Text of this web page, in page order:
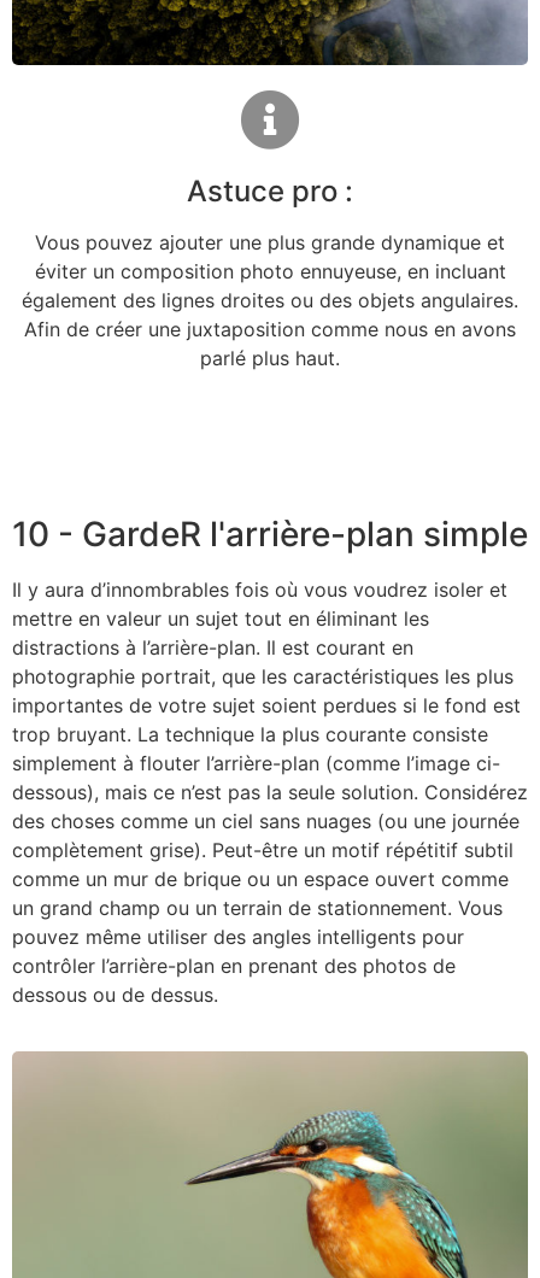
Astuce pro :
Vous pouvez ajouter une plus grande dynamique et
éviter un composition photo ennuyeuse, en incluant
également des lignes droites ou des objets angulaires.
Afin de créer une juxtaposition comme nous en avons
parlé plus haut.
10 - GardeR l'arrière-plan simple
Il y aura d’innombrables fois où vous voudrez isoler et
mettre en valeur un sujet tout en éliminant les
distractions à l’arrière-plan. Il est courant en
photographie portrait, que les caractéristiques les plus
importantes de votre sujet soient perdues si le fond est
trop bruyant. La technique la plus courante consiste
simplement à flouter l’arrière-plan (comme l’image ci-
dessous), mais ce n’est pas la seule solution. Considérez
des choses comme un ciel sans nuages (ou une journée
complètement grise). Peut-être un motif répétitif subtil
comme un mur de brique ou un espace ouvert comme
un grand champ ou un terrain de stationnement. Vous
pouvez même utiliser des angles intelligents pour
contrôler l’arrière-plan en prenant des photos de
dessous ou de dessus.